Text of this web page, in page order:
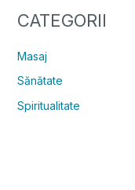
CATEGORII
Masaj
Sănătate
Spiritualitate